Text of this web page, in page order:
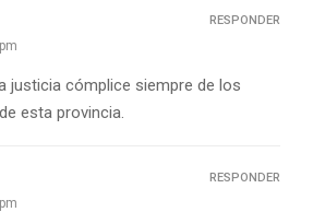
justicia cómplice siempre de los
esta provincia.
RESPONDER
RESPONDER